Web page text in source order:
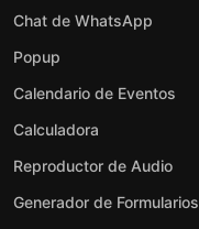
Chat de WhatsApp
Popup
Calendario de Eventos
Calculadora
Reproductor de Audio
Generador de Formularios